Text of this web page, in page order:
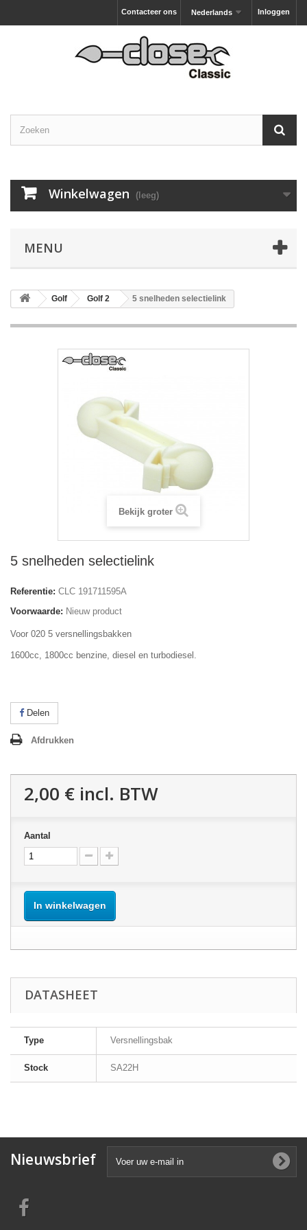
Inloggen
Nederlands
Contacteer ons
Winkelwagen (leeg)
MENU
Golf Golf 2 5 snelheden selectielink
Bekijk groter
5 snelheden selectielink
Referentie: CLC 191711595A
Voorwaarde: Nieuw product
Voor 020 5 versnellingsbakken
1600cc, 1800cc benzine, diesel en turbodiesel.
Delen
Afdrukken
2,00 € incl. BTW
Aantal
In winkelwagen
DATASHEET
Type Versnellingsbak
Stock SA22H
Nieuwsbrief